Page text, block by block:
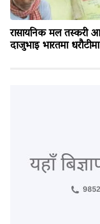
रासायनिक मल तस्करी
दाजुभाइ भारतमा